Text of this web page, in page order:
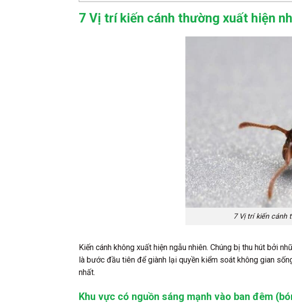
7 Vị trí kiến cánh thường xuất hiện
7 Vị trí kiến cánh
Kiến cánh không xuất hiện ngẫu nhiên. Chúng bị thu hút bởi
là bước đầu tiên để giành lại quyền kiểm soát không gian
nhất.
Khu vực có nguồn sáng mạnh vào ban đêm